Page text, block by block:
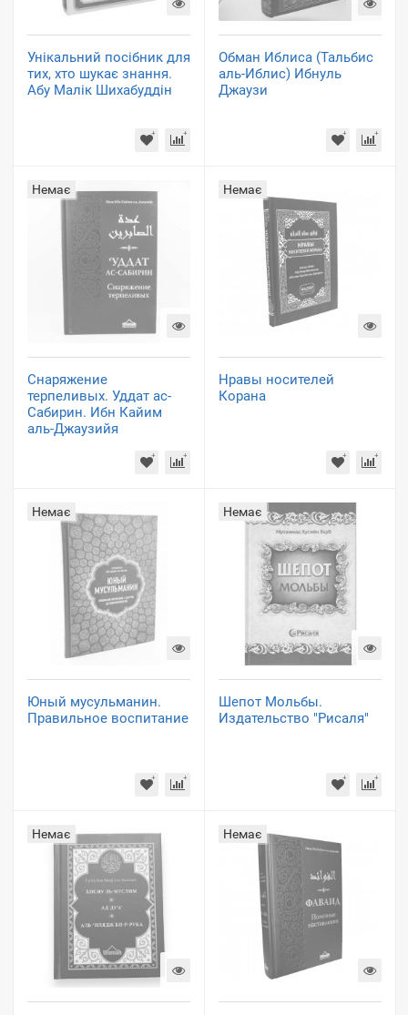
Унікальний посібник для
тих, хто шукає знання.
Абу Малік Шихабуддін
Обман Иблиса (Тальбис
аль-Иблис) Ибнуль
Джаузи
Немає
Снаряжение
терпеливых. Уддат ас-
Сабирин. Ибн Кайим
аль-Джаузийя
Немає
Нравы носителей
Корана
Немає
Юный мусульманин.
Правильное воспитание
Немає
Шепот Мольбы.
Издательство "Рисаля"
Немає Немає